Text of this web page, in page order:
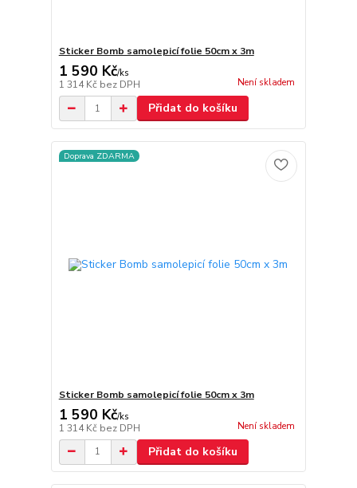
Sticker Bomb samolepicí folie 50cm x 3m
1 590 Kč/ks
1 314 Kč bez DPH Není skladem
Přidat do košíku
Doprava ZDARMA
Sticker Bomb samolepicí folie 50cm x 3m
1 590 Kč/ks
1 314 Kč bez DPH Není skladem
Přidat do košíku